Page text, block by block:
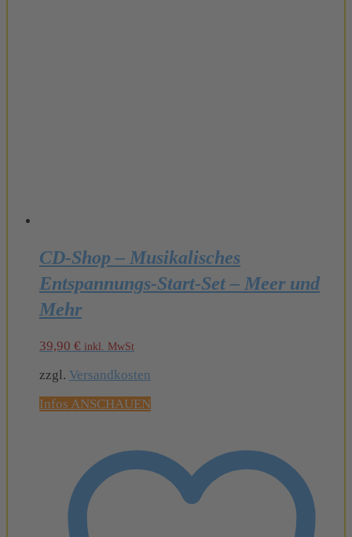
CD-Shop – Musikalisches
Entspannungs-Start-Set – Meer und
Mehr
39,90 € inkl. MwSt
zzgl. Versandkosten
Infos ANSCHAUEN